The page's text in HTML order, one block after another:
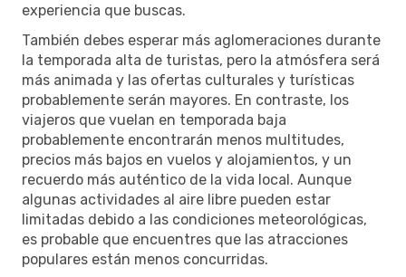
experiencia que buscas.
También debes esperar más aglomeraciones durante
la temporada alta de turistas, pero la atmósfera será
más animada y las ofertas culturales y turísticas
probablemente serán mayores. En contraste, los
viajeros que vuelan en temporada baja
probablemente encontrarán menos multitudes,
precios más bajos en vuelos y alojamientos, y un
recuerdo más auténtico de la vida local. Aunque
algunas actividades al aire libre pueden estar
limitadas debido a las condiciones meteorológicas,
es probable que encuentres que las atracciones
populares están menos concurridas.